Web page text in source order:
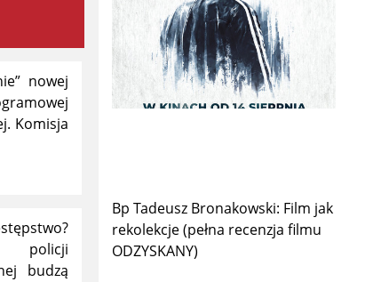
nowej
Komisja
policji
budzą
Bp Tadeusz Bronakowski: Film jak
rekolekcje (pełna recenzja filmu
ODZYSKANY)